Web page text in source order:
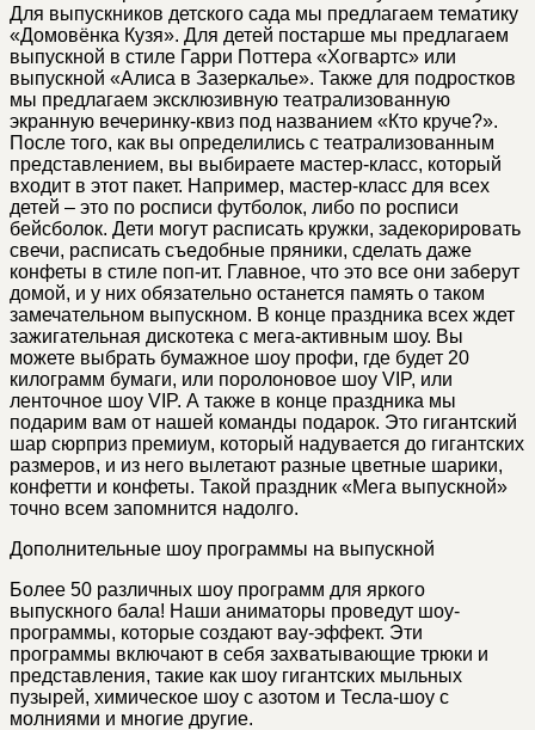
Для выпускников детского сада мы предлагаем тематику
«Домовёнка Кузя». Для детей постарше мы предлагаем
выпускной в стиле Гарри Поттера «Хогвартс» или
выпускной «Алиса в Зазеркалье». Также для подростков
мы предлагаем эксклюзивную театрализованную
экранную вечеринку-квиз под названием «Кто круче?».
После того, как вы определились с театрализованным
представлением, вы выбираете мастер-класс, который
входит в этот пакет. Например, мастер-класс для всех
детей – это по росписи футболок, либо по росписи
бейсболок. Дети могут расписать кружки, задекорировать
свечи, расписать съедобные пряники, сделать даже
конфеты в стиле поп-ит. Главное, что это все они заберут
домой, и у них обязательно останется память о таком
замечательном выпускном. В конце праздника всех ждет
зажигательная дискотека с мега-активным шоу. Вы
можете выбрать бумажное шоу профи, где будет 20
килограмм бумаги, или поролоновое шоу VIP, или
ленточное шоу VIP. А также в конце праздника мы
подарим вам от нашей команды подарок. Это гигантский
шар сюрприз премиум, который надувается до гигантских
размеров, и из него вылетают разные цветные шарики,
конфетти и конфеты. Такой праздник «Мега выпускной»
точно всем запомнится надолго.
Дополнительные шоу программы на выпускной
Более 50 различных шоу программ для яркого
выпускного бала! Наши аниматоры проведут шоу-
программы, которые создают вау-эффект. Эти
программы включают в себя захватывающие трюки и
представления, такие как шоу гигантских мыльных
пузырей, химическое шоу с азотом и Тесла-шоу с
молниями и многие другие.